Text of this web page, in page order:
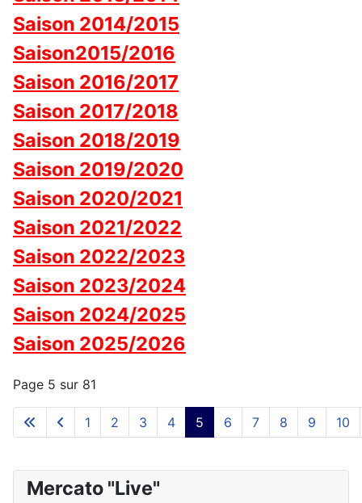
Saison 2014/2015
Saison2015/2016
Saison 2016/2017
Saison 2017/2018
Saison 2018/2019
Saison 2019/2020
Saison 2020/2021
Saison 2021/2022
Saison 2022/2023
Saison 2023/2024
Saison 2024/2025
Saison 2025/2026
Page 5 sur 81
1 2 3 4 5 6 7 8 9 10
Mercato "Live"